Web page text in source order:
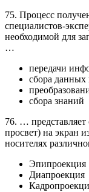
75. Процесс
специалистов-
необходимой для
…
передачи
сбора
сбора знаний
76. …
просвет) на экран
носителях
Эпипроекция
Диапроекция